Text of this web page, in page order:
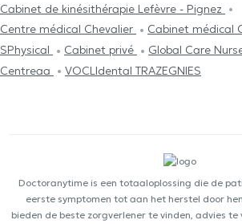
Cabinet de kinésithérapie Lefèvre - Pignez
Centre médical Chevalier
Cabinet médical
SPhysical
Cabinet privé
Global Care
Centreaa
VOCLIdental TRAZEGNIES
Doctoranytime is een totaaloplossing die de
eerste symptomen tot aan het herstel door
bieden de beste zorgverlener te vinden, advies